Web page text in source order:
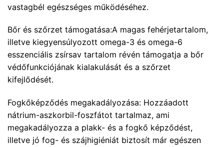
vastagbél egészséges működéséhez.
Bőr és szőrzet támogatása:A magas fehérjetartalom,
illetve kiegyensúlyozott omega-3 és omega-6
esszenciális zsírsav tartalom révén támogatja a bőr
védőfunkciójának kialakulását és a szőrzet
kifejlődését.
Fogkőképződés megakadályozása: Hozzáadott
nátrium-aszkorbil-foszfátot tartalmaz, ami
megakadályozza a plakk- és a fogkő képződést,
illetve jó fog- és szájhigiéniát biztosít már egészen